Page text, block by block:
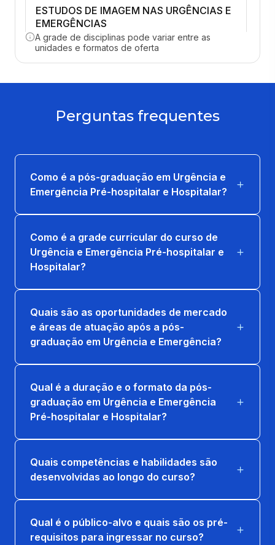
ESTUDOS DE IMAGEM NAS URGÊNCIAS E
EMERGÊNCIAS
15 horas
TRAUMATISMO CRANIO-ENCEFÁLICO E
15 horas
TRAUMATISMO TORÁCICO E ABDOMINAL
TRAUMATISMOS MÚSCULO-
ESQUE/LESÕES DE EXTREMIDADE
15 horas
36 horas
URGÊNCIAS E EMERGÊNCIAS EM
PEDIATRIA
OPERAÇÕES PREVENÇÃO E COMBATE A
INCÊNDIOS
15 horas
SALVAMENTO E RESGATE EM
AMBIENTES VERTICAIS
15 horas
SALVAMENTO E RESGATE VEICULAR
A grade de disciplinas pode variar entre as
unidades e formatos de oferta
Perguntas frequentes
Como é a pós-graduação em Urgência e
Emergência Pré-hospitalar e Hospitalar?
Como é a grade curricular do curso de
Urgência e Emergência Pré-hospitalar e
Hospitalar?
Quais são as oportunidades de mercado
e áreas de atuação após a pós-
graduação em Urgência e Emergência?
Qual é a duração e o formato da pós-
graduação em Urgência e Emergência
Pré-hospitalar e Hospitalar?
Quais competências e habilidades são
desenvolvidas ao longo do curso?
Qual é o público-alvo e quais são os pré-
requisitos para ingressar no curso?